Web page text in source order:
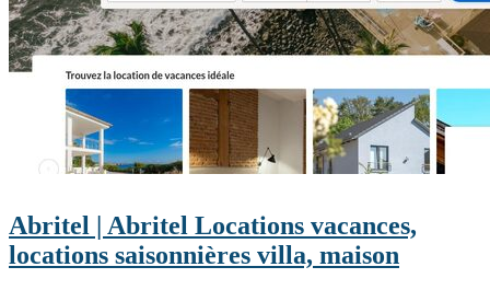
Abritel | Abritel Locations vacances,
locations sai­son­nières villa, maison